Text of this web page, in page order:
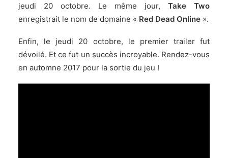
jeudi 20 octobre. Le même jour, Take Two
enregistrait le nom de domaine « Red Dead Online ».
Enfin, le jeudi 20 octobre, le premier trailer fut
dévoilé. Et ce fut un succès incroyable. Rendez-vous
en automne 2017 pour la sortie du jeu !